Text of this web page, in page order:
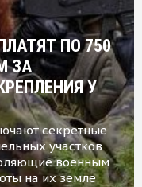
ПО 750
ЗА
У
секретные
участков
военным
на их земле